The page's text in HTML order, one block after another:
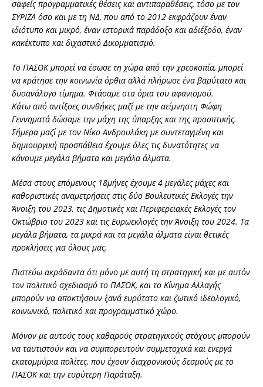
σαφείς προγραμματικές θέσεις και αντιπαραθέσεις, τόσο με τον
ΣΥΡΙΖΑ όσο και με τη ΝΔ, που από το 2012 εκφράζουν έναν
ιδιότυπο και μικρό, έναν ιστορικά παράδοξο και αδιέξοδο, έναν
κακέκτυπο και διχαστικό Δικομματισμό.
Το ΠΑΣΟΚ μπορεί να έσωσε τη χώρα από την χρεοκοπία, μπορεί
να κράτησε την κοινωνία όρθια αλλά πλήρωσε ένα βαρύτατο και
δυσανάλογο τίμημα. Φτάσαμε στα όρια του αφανισμού.
Κάτω από αντίξοες συνθήκες μαζί με την αείμνηστη Φώφη
Γεννηματά δώσαμε την μάχη της ύπαρξης και της προοπτικής.
Σήμερα μαζί με τον Νίκο Ανδρουλάκη με συντεταγμένη και
δημιουργική προσπάθεια έχουμε όλες τις δυνατότητες να
κάνουμε μεγάλα βήματα και μεγάλα άλματα.
Μέσα στους επόμενους 18μήνες έχουμε 4 μεγάλες μάχες και
καθοριστικές αναμετρήσεις στις δύο Βουλευτικές Εκλογές την
Άνοιξη του 2023, τις Δημοτικές και Περιφερειακές Εκλογές τον
Οκτώβριο του 2023 και τις Ευρωεκλογές την Άνοιξη του 2024. Τα
μεγάλα βήματα, τα μικρά και τα μεγάλα άλματα είναι θετικές
προκλήσεις για όλους μας.
Πιστεύω ακράδαντα ότι μόνο με αυτή τη στρατηγική και με αυτόν
τον πολιτικό σχεδιασμό το ΠΑΣΟΚ, και το Κίνημα Αλλαγής
μπορούν να αποκτήσουν ξανά ευρύτατο και ζωτικό ιδεολογικό,
κοινωνικό, πολιτικό και προγραμματικό χώρο.
Μόνον με αυτούς τους καθαρούς στρατηγικούς στόχους μπορούν
να ταυτιστούν και να συμπορευτούν συμμετοχικά και ενεργά
εκατομμύρια πολίτες, που έχουν διαχρονικούς δεσμούς με το
ΠΑΣΟΚ και την ευρύτερη Παράταξη.